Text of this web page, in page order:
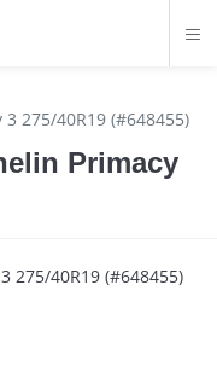
275/40R19 (#648455)
Primacy